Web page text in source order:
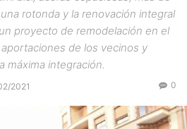
rotonda y la renovación integral
proyecto de remodelación en el
de los vecinos y
máxima integración.
2021 0